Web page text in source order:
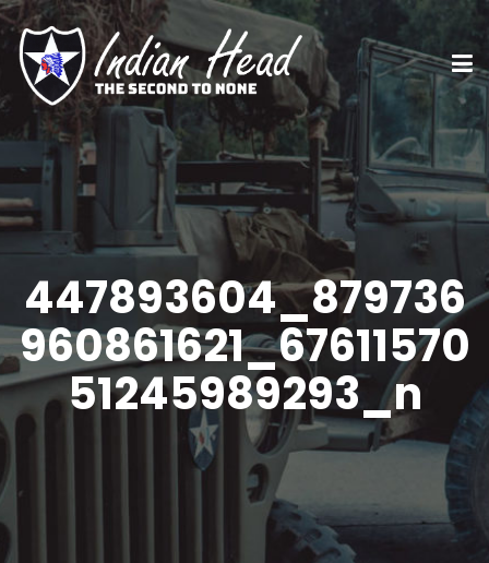
447893604_879736
960861621_67611570
51245989293_n